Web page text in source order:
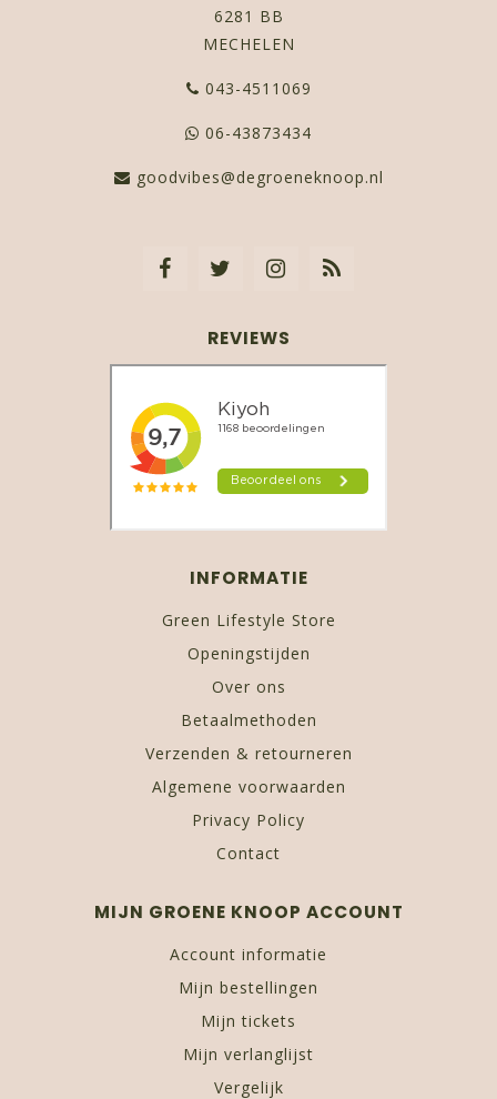
6281 BB
MECHELEN
043-4511069
06-43873434
goodvibes@degroeneknoop.nl
REVIEWS
INFORMATIE
Green Lifestyle Store
Openingstijden
Over ons
Betaalmethoden
Verzenden & retourneren
Algemene voorwaarden
Privacy Policy
Contact
MIJN GROENE KNOOP ACCOUNT
Account informatie
Mijn bestellingen
Mijn tickets
Mijn verlanglijst
Vergelijk